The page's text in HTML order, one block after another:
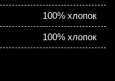
100% хлопок
100% хлопок